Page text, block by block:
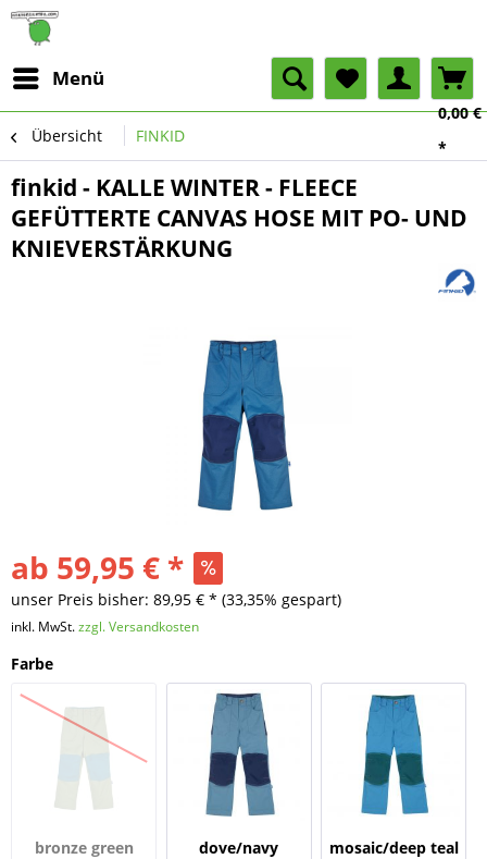
Menü
0,00 €
*
Übersicht FINKID
finkid - KALLE WINTER - FLEECE
GEFÜTTERTE CANVAS HOSE MIT PO- UND
KNIEVERSTÄRKUNG
ab 59,95 € *
unser Preis bisher: 89,95 € * (33,35% gespart)
inkl. MwSt.zzgl. Versandkosten
Farbe
bronze green dove/navy mosaic/deep teal